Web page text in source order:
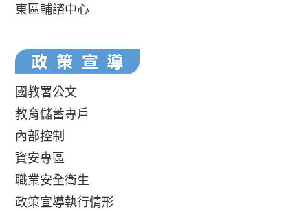
東區輔諮中心
國教署公文
教育儲蓄專戶
內部控制
資安專區
職業安全衛生
政策宣導執行情形